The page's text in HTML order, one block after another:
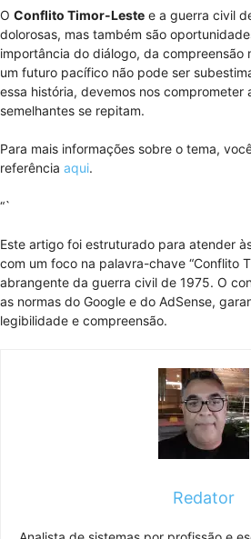
O Conflito Timor-Leste e a guerra civil
dolorosas, mas também são
importância do diálogo, da compreensão
um futuro pacífico não pode ser
essa história, devemos nos comprometer
semelhantes se repitam.
Para mais informações sobre o tema,
referência aqui.
“`
Este artigo foi estruturado para atender
com um foco na palavra-chave “Conflito
abrangente da guerra civil de 1975. O
as normas do Google e do AdSense,
legibilidade e compreensão.
Redator